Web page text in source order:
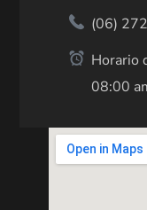
(06)
Horario
08:00